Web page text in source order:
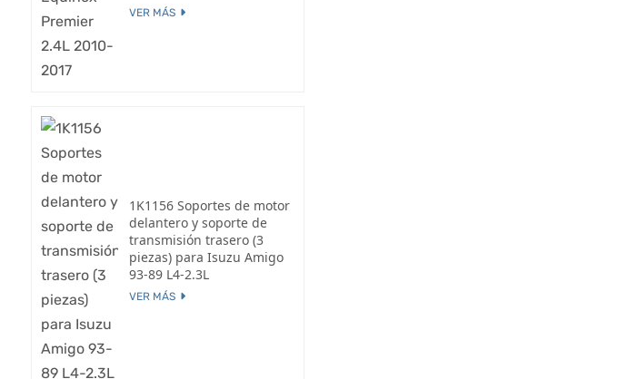
VER MÁS
1K1156 Soportes de motor
delantero y soporte de
transmisión trasero (3
piezas) para Isuzu Amigo
93-89 L4-2.3L
VER MÁS